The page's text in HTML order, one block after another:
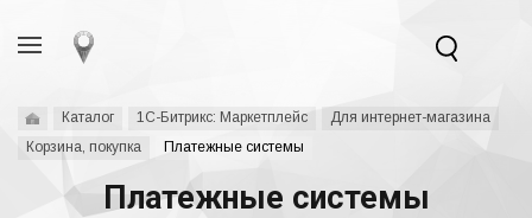
Каталог 1С-Битрикс: Маркетплейс
Для интернет-магазина
Корзина, покупка
Платежные системы
Платежные системы